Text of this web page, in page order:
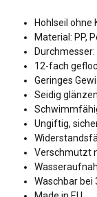
Hohlseil ohne
Material: PP,
12-fach
Geringes
Seidig
Ungiftig,
Verschmutzt
Waschbar bei